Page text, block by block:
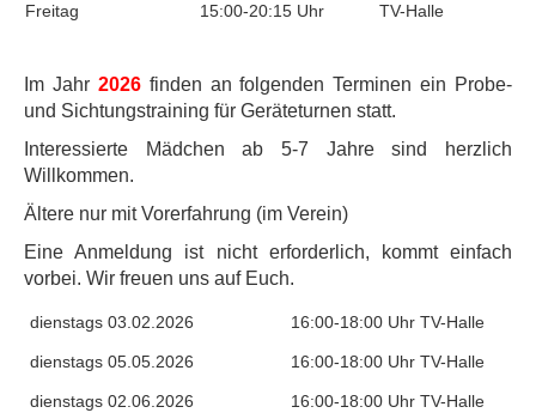
Freitag 15:00-20:15 Uhr TV-Halle
Im Jahr 2026 finden an folgenden Terminen ein Probe-
und Sichtungstraining für Geräteturnen statt.
Interessierte Mädchen ab 5-7 Jahre sind herzlich
Willkommen.
Ältere nur mit Vorerfahrung (im Verein)
Eine Anmeldung ist nicht erforderlich, kommt einfach
vorbei. Wir freuen uns auf Euch.
dienstags 03.02.2026 16:00-18:00 Uhr TV-Halle
dienstags 05.05.2026 16:00-18:00 Uhr TV-Halle
dienstags 02.06.2026 16:00-18:00 Uhr TV-Halle